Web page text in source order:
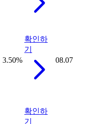
3.50%
확인하
기
08.07
확인하
기